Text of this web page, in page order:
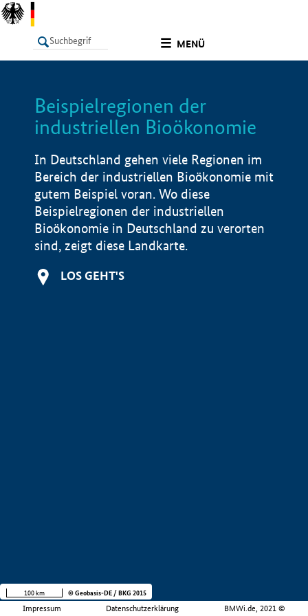
MENÜ
LISTE
Beispielregionen der
industriellen Bioökonomie
In Deutschland gehen viele Regionen im
Bereich der industriellen Bioökonomie mit
gutem Beispiel voran. Wo diese
Beispielregionen der industriellen
Bioökonomie in Deutschland zu verorten
sind, zeigt diese Landkarte.
LOS GEHT'S
Impressum Datenschutzerklärung BMWi.de, 2021 ©
100 km © Geobasis-DE / BKG 2015